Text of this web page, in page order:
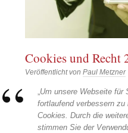
Cookies und Recht
Veröffentlicht vonPaul Metzner
„Um unsere Webseite für
fortlaufend verbessern zu
Cookies. Durch die
stimmen Sie der